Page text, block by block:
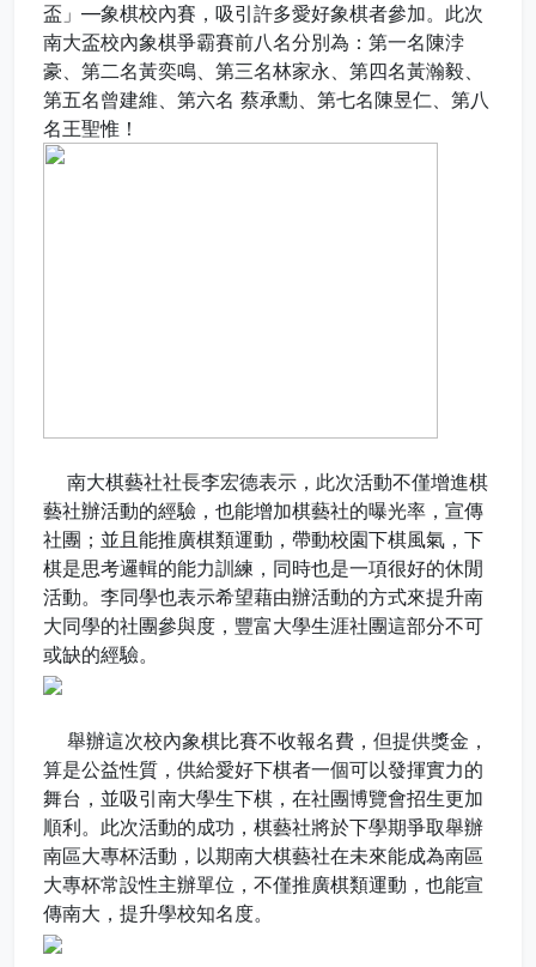
盃」—象棋校內賽，吸引許多愛好象棋者參加。此次
南大盃校內象棋爭霸賽前八名分別為：第一名陳浡
豪、第二名黃奕鳴、第三名林家永、第四名黃瀚毅、
第五名曾建維、第六名 蔡承勳、第七名陳昱仁、第八
名王聖惟！
南大棋藝社社長李宏德表示，此次活動不僅增進棋
藝社辦活動的經驗，也能增加棋藝社的曝光率，宣傳
社團；並且能推廣棋類運動，帶動校園下棋風氣，下
棋是思考邏輯的能力訓練，同時也是一項很好的休閒
活動。李同學也表示希望藉由辦活動的方式來提升南
大同學的社團參與度，豐富大學生涯社團這部分不可
或缺的經驗。
舉辦這次校內象棋比賽不收報名費，但提供獎金，
算是公益性質，供給愛好下棋者一個可以發揮實力的
舞台，並吸引南大學生下棋，在社團博覽會招生更加
順利。此次活動的成功，棋藝社將於下學期爭取舉辦
南區大專杯活動，以期南大棋藝社在未來能成為南區
大專杯常設性主辦單位，不僅推廣棋類運動，也能宣
傳南大，提升學校知名度。